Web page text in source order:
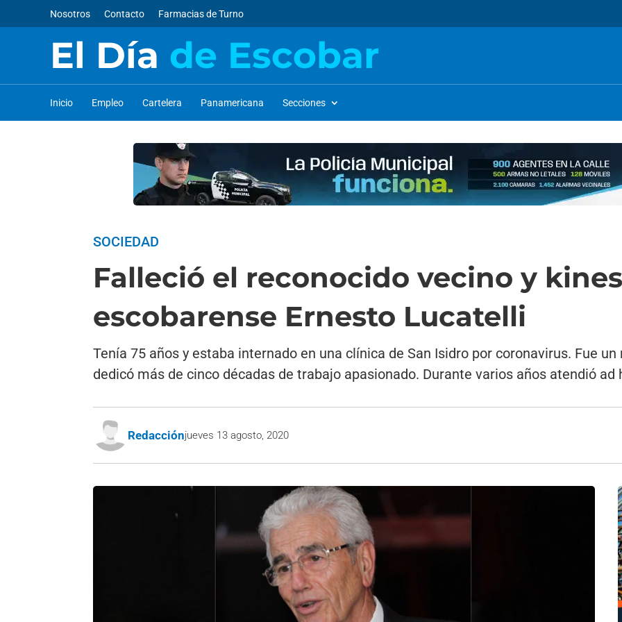
Nosotros Contacto Farmacias de Turno
El Día de Escobar
Inicio Empleo Cartelera Panamericana Secciones
SOCIEDAD
Falleció el reconocido vecino y
escobarense Ernesto Lucatelli
Tenía 75 años y estaba internado en una clínica de San Isidro por coronavirus. Fue
dedicó más de cinco décadas de trabajo apasionado. Durante varios años atendió
Redacciónjueves 13 agosto, 2020